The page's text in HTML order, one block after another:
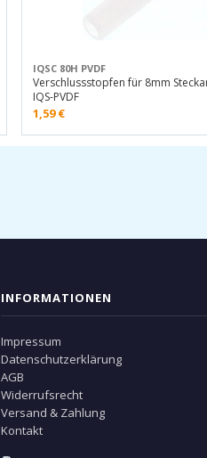
IQSC 80H PVDF
Verschlussstopfen für 8mm
IQS-PVDF
1,59€
INFORMATIONEN
Impressum
Datenschutzerklärung
AGB
Widerrufsrecht
Versand & Zahlung
Kontakt